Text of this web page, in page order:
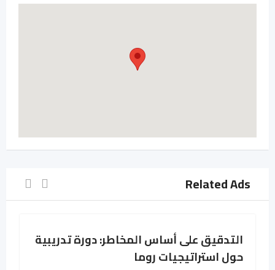
Related Ads
التدقيق على أساس المخاطر: دورة تدريبية
حول استراتيجيات روما